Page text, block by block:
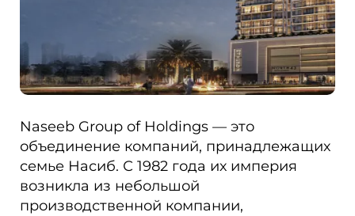
Naseeb Group of Holdings — это
объединение компаний, принадлежащих
семье Насиб. С 1982 года их империя
возникла из небольшой
производственной компании,